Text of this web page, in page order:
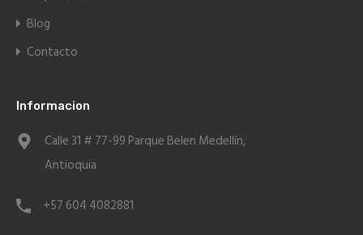
Blog
Contacto
Informacion
Calle 31 # 77-99 Parque Belen Medellín,
Antioquia
+57 604 4082881